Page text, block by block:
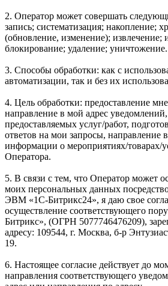
2. Оператор может совершать
запись; систематизация; накопление;
(обновление, изменение); извлечение;
блокирование; удаление; уничтожение.
3. Способы обработки: как с
автоматизации, так и без их
4. Цель обработки: предоставление
направление в мой адрес
предоставляемых услуг/работ,
ответов на мои запросы, направление
информации о мероприятиях/товарах/
Оператора.
5. В связи с тем, что Оператор может
моих персональных данных
ЭВМ «1С-Битрикс24», я даю свое
осуществление соответствующего
Битрикс», (ОГРН 5077746476209),
адресу: 109544, г. Москва, б-р
19.
6. Настоящее согласие действует до
направления соответствующего